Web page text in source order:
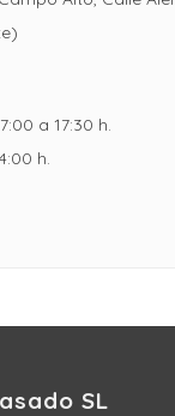
a 17:30 h.
h.
SL